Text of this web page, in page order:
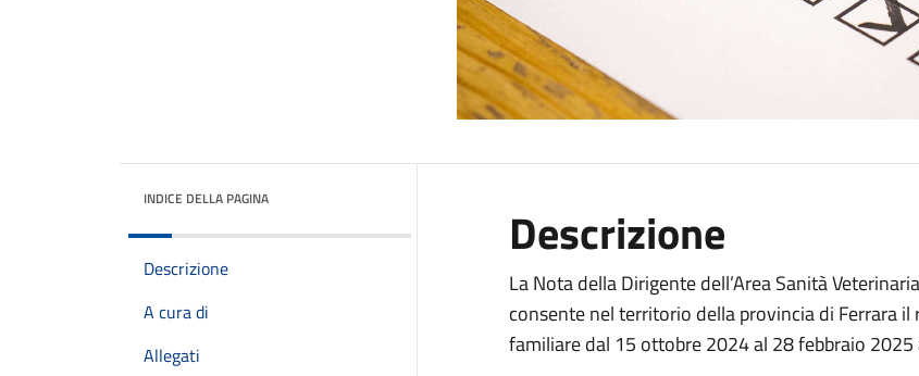
INDICE DELLA PAGINA
Descrizione
A cura di
Allegati
Descrizione
La Nota della Dirigente dell’Area Sanità
consente nel territorio della provincia di Ferrara
familiare dal 15 ottobre 2024 al 28 febbraio